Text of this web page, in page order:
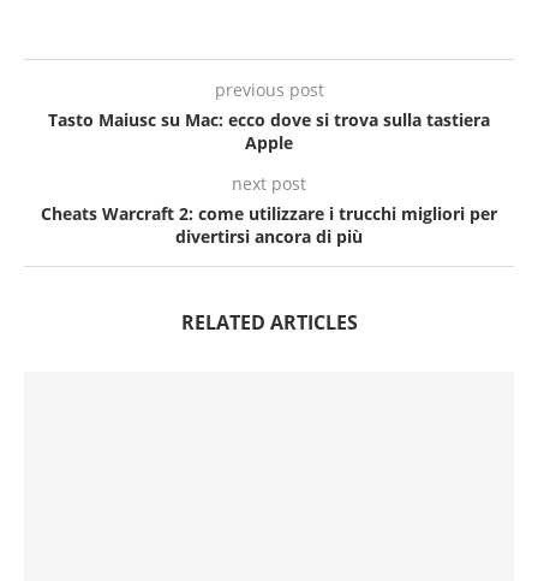
previous post
Tasto Maiusc su Mac: ecco dove si trova sulla tastiera
Apple
next post
Cheats Warcraft 2: come utilizzare i trucchi migliori per
divertirsi ancora di più
RELATED ARTICLES